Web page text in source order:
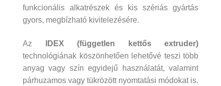
funkcionális alkatrészek és kis szériás gyártás
gyors, megbízható kivitelezésére.
Az
IDEX (független kettős extruder)
technológiának köszönhetően lehetővé teszi több
anyag vagy szín egyidejű használatát, valamint
párhuzamos vagy tükrözött nyomtatási módokat is.